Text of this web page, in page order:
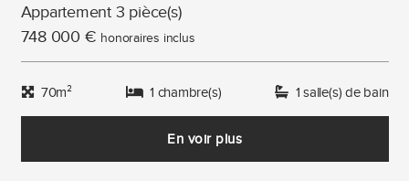
Appartement 3 pièce(s)
748 000 € honoraires inclus
70m² 1 chambre(s) 1 salle(s) de bain
En voir plus